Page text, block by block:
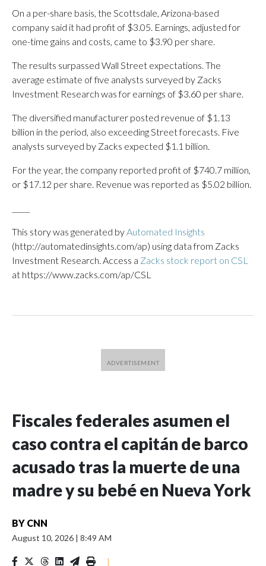
On a per-share basis, the Scottsdale, Arizona-based
company said it had profit of $3.05. Earnings, adjusted for
one-time gains and costs, came to $3.90 per share.
The results surpassed Wall Street expectations. The
average estimate of five analysts surveyed by Zacks
Investment Research was for earnings of $3.60 per share.
The diversified manufacturer posted revenue of $1.13
billion in the period, also exceeding Street forecasts. Five
analysts surveyed by Zacks expected $1.1 billion.
For the year, the company reported profit of $740.7 million,
or $17.12 per share. Revenue was reported as $5.02 billion.
This story was generated byAutomated Insights
(http://automatedinsights.com/ap) using data from Zacks
Investment Research. Access a Zacks stock report on CSL
at https://www.zacks.com/ap/CSL
Fiscales federales asumen el
caso contra el capitán de barco
acusado tras la muerte de una
madre y su bebé en Nueva York
BY CNN
August 10, 2026 | 8:49 AM
|